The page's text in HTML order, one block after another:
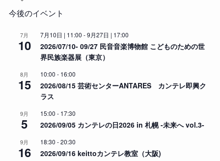
今後のイベント
7月
10
7月10日 | 11:00 -9月27日 | 17:00
2026/07/10- 09/27 民音音楽博物館 こどものための世
界民族楽器展（東京）
8月
15
10:00 - 16:00
2026/08/15 芸術センターANTARES カンテレ即興ク
ラス
9月
5
15:00 - 17:30
2026/09/05 カンテレの日2026 in 札幌 -未来へ vol.3-
9月
16
18:30 -20:30
2026/09/16 keittoカンテレ教室（大阪)